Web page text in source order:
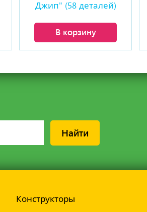
Джип" (58 деталей)
В корзину
Найти
Конструкторы